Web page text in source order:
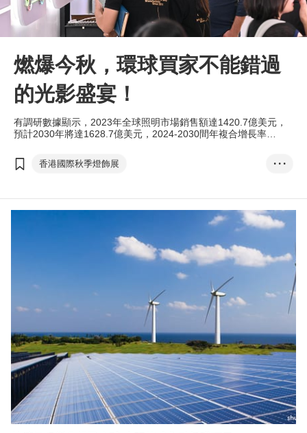
燃爆今秋，環球買家不能錯過
的光影盛宴！
有調研數據顯示，2023年全球照明市場銷售額達1420.7億美元，
預計2030年將達1628.7億美元，2024-2030間年複合增長率
向高質量發展，除了追求智能化及綠色低碳等功能外，亦須符合人
性化及美學的需求。今秋，香港貿發局呈獻譽滿全球的兩大燈展，
香港國際秋季燈飾展
• • •